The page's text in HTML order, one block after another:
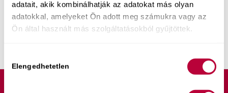
adatait, akik kombinálhatják az adatokat más olyan
adatokkal, amelyeket Ön adott meg számukra vagy az
Ön által használt más szolgáltatásokból gyűjtöttek.
kiválasztása
Elengedhetetlen